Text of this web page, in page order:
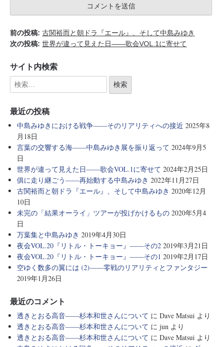
前の投稿: 古関裕而と朝ドラ『エール』、そして中島みゆき
次の投稿: 世界が違って見えた日――歌会VOL.1に寄せて
サイト内検索
最近の投稿
中島みゆきにおける戦争――そのリアリティへの接近 2025年8
月18日
言葉の交響する海――中島みゆき展を振り返って 2024年9月5
日
世界が違って見えた日――歌会VOL.1に寄せて 2024年2月25日
俱に走り継ごう――再始動する中島みゆき 2022年11月27日
古関裕而と朝ドラ『エール』、そして中島みゆき 2020年12月
10日
未完の「結果オーライ」ツアーが投げかけるもの 2020年5月4
日
万葉集と中島みゆき 2019年4月30日
夜会VOL.20『リトル・トーキョー』――その2 2019年3月21日
夜会VOL.20『リトル・トーキョー』――その1 2019年2月17日
空ゆく数多の翼には (2)――零戦のリアリティとファンタジー
2019年1月26日
最近のコメント
透きとおる高音――杉本和世さんについて に Dave Matsui より
透きとおる高音――杉本和世さんについて に jun より
透きとおる高音――杉本和世さんについて に Dave Matsui より